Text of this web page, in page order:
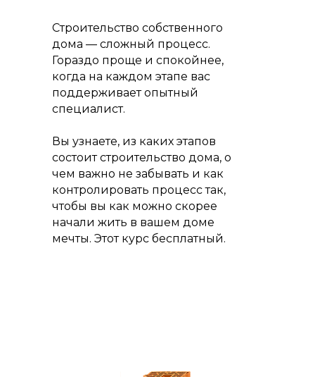
Строительство собственного
дома — сложный процесс.
Гораздо проще и спокойнее,
когда на каждом этапе вас
поддерживает опытный
специалист.
Вы узнаете, из каких этапов
состоит строительство дома, о
чем важно не забывать и как
контролировать процесс так,
чтобы вы как можно скорее
начали жить в вашем доме
мечты. Этот курс бесплатный.